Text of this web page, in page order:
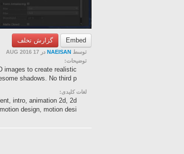
Embed گزارش تخلف
توسط NAEISAN در 17 AUG 2016
توضیحات:
images to create realistic
shadows. No third p...
لغات کلیدی:
intro, animation 2d, 2d
design, motion desi...